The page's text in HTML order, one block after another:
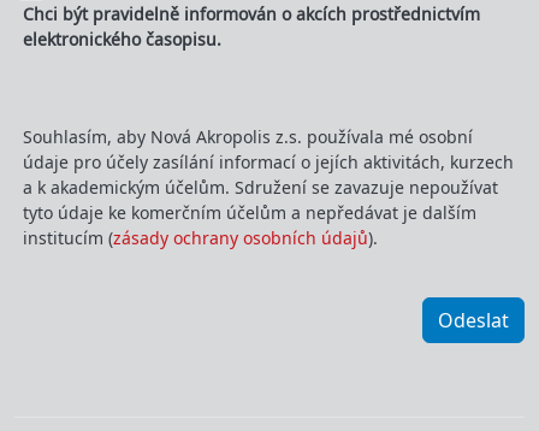
Chci být pravidelně informován o akcích prostřednictvím
elektronického časopisu.
Souhlasím, aby Nová Akropolis z.s. používala mé osobní
údaje pro účely zasílání informací o jejích aktivitách, kurzech
a k akademickým účelům. Sdružení se zavazuje nepoužívat
tyto údaje ke komerčním účelům a nepředávat je dalším
institucím (zásady ochrany osobních údajů).
Odeslat